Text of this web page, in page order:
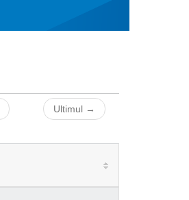
Ultimul →